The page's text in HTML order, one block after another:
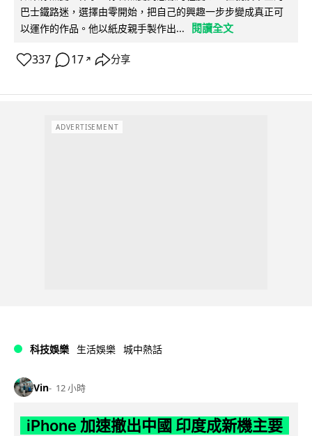
巴士鐵路迷，選擇由零開始，把自己的興趣一步步變成真正可
以運作的作品。他以紙皮親手製作出...
閱讀全文
337 17 ↗ 分享
ADVERTISEMENT
科技娛樂 生活娛樂 城中熱話
Vin 12 小時
iPhone 加速撤出中國 印度成新機主要